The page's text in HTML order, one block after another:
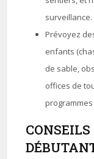
surveillance.
Prévoyez
enfants
de sable,
offices de